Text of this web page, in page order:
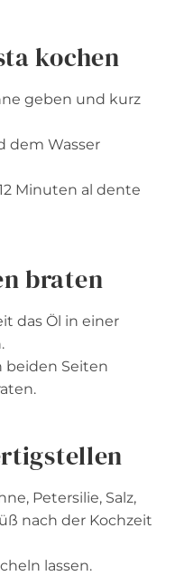
kochen
geben und kurz
dem Wasser
Minuten al dente
braten
das Öl in einer
beiden Seiten
Petersilie, Salz,
nach der Kochzeit
lassen.